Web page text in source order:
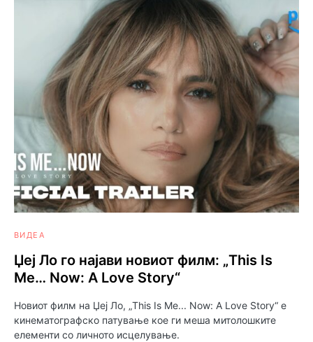
ВИДЕА
Џеј Ло го најави новиот филм: „This Is
Me… Now: A Love Story“
Новиот филм на Џеј Ло, „This Is Me... Now: A Love Story“ е
кинематографско патување кое ги меша митолошките
елементи со личното исцелување.